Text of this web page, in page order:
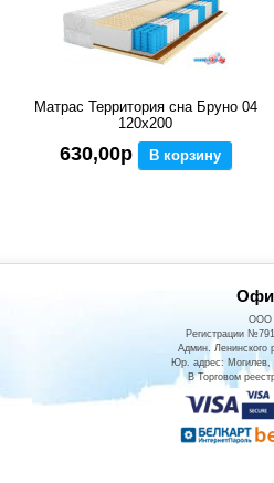
Матрас Территория сна Бруно 04
120x200
630,00р В корзину
ООО
Регистрации
Админ. Ленинского
Юр. адрес: Могилев,
В Торговом